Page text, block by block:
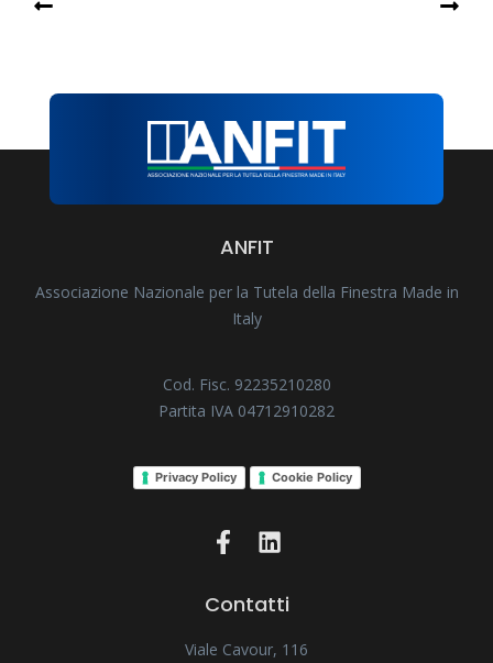
ANFIT
Associazione Nazionale per la Tutela della Finestra Made in
Italy
Cod. Fisc. 92235210280
Partita IVA 04712910282
Privacy Policy Cookie Policy
Contatti
Viale Cavour, 116